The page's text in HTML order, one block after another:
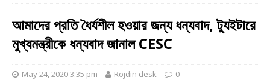
আমাদের প্রতি ধৈর্যশীল হওয়ার জন্য ধন্যবাদ, ট্যুইটারে
মুখ্যমন্ত্রীকে ধন্যবাদ জানাল CESC
May 24, 2020 3:35 pm Rojdin desk 0